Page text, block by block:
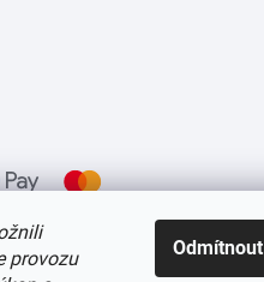
provozu
Odmítnout